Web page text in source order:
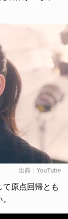
出典： YouTube
原点回帰とも